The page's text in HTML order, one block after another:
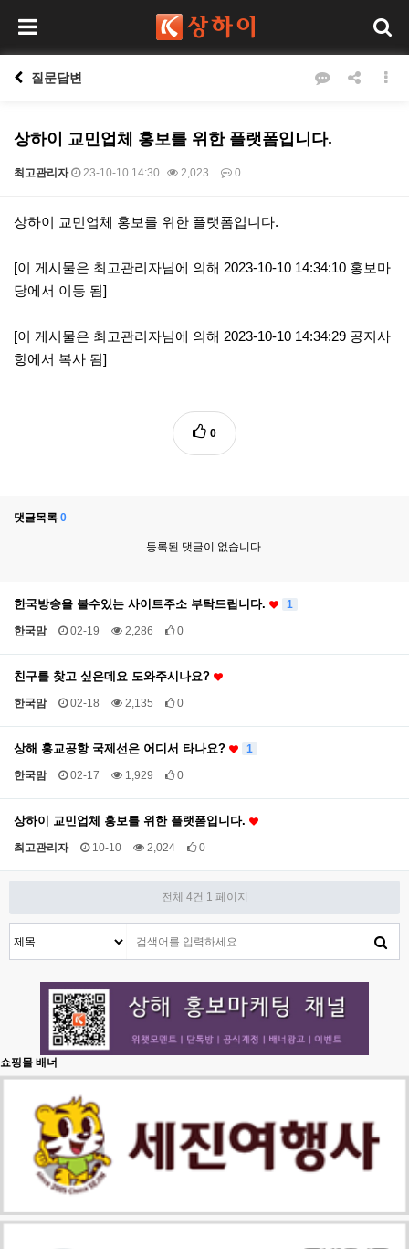
질문답변
상하이 교민업체 홍보를 위한 플랫폼입니다.
최고관리자 23-10-10 14:30 2,023 0
본문
상하이 교민업체 홍보를 위한 플랫폼입니다.
[이 게시물은 최고관리자님에 의해 2023-10-10 14:34:10 홍보마
당에서 이동 됨]
[이 게시물은 최고관리자님에 의해 2023-10-10 14:34:29 공지사
항에서 복사 됨]
0
댓글목록 0
등록된 댓글이 없습니다.
한국방송을 볼수있는 사이트주소 부탁드립니다. 1
한국맘 02-19 2,286 0
친구를 찾고 싶은데요 도와주시나요?
한국맘 02-18 2,135 0
상해 홍교공항 국제선은 어디서 타나요? 1
한국맘 02-17 1,929 0
상하이 교민업체 홍보를 위한 플랫폼입니다.
최고관리자 10-10 2,024 0
전체 4건 1 페이지
쇼핑몰 배너